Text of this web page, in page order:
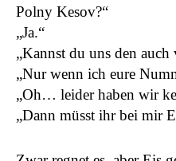
Polny Kesov?“
„Ja.“
„Kannst du uns den auch
„Nur wenn ich eure
„Oh… leider haben wir
„Dann müsst ihr bei mir